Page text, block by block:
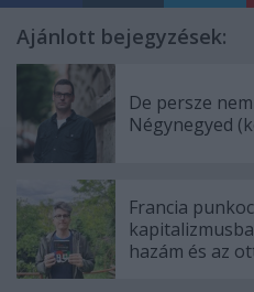
Ajánlott bejegyzések:
De persze
Négynegyed
Francia
hazám és az